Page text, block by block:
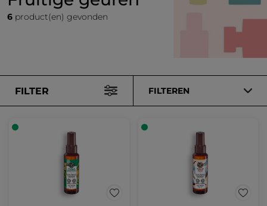
6 product(en) gevonden
FILTER FILTEREN